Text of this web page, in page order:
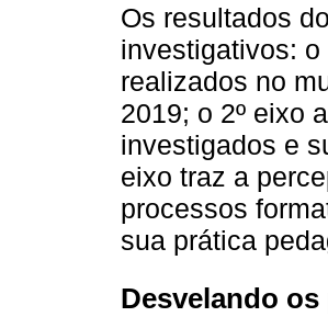
Os resultados
investigativos:
realizados no
2019; o 2º eixo
investigados e
eixo traz a
processos
sua prática
Desvelando